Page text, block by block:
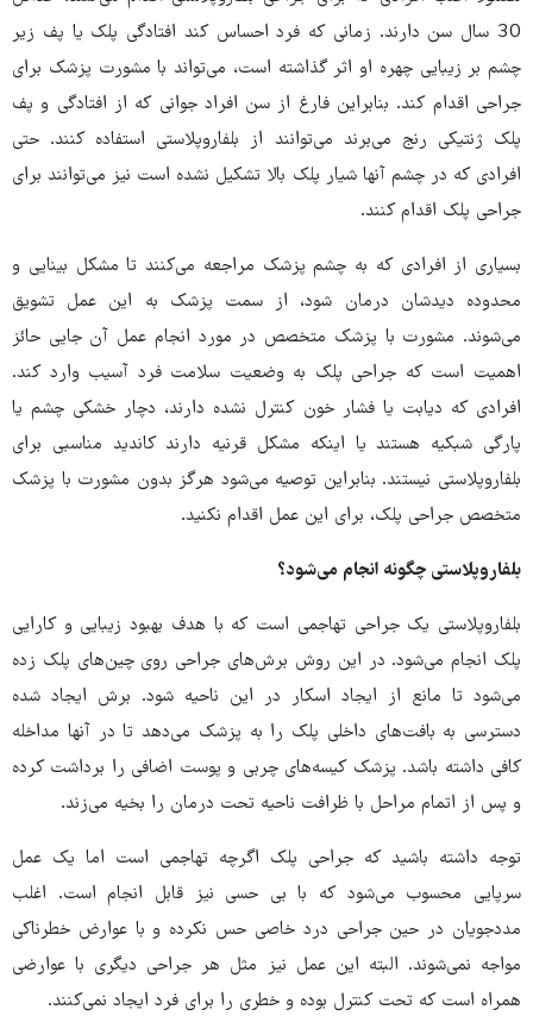
30 سال سن دارند. زمانی که فرد احساس کند افتادگی پلک یا پف زیر
چشم بر زیبایی چهره او اثر گذاشته است،‌ می‌تواند با مشورت پزشک برای
جراحی اقدام کند. بنابراین فارغ از سن افراد جوانی که از افتادگی و پف
پلک ژنتیکی رنج می‌برند می‌توانند از بلفاروپلاستی استفاده کنند. حتی
افرادی که در چشم آنها شیار پلک بالا تشکیل نشده است نیز می‌توانند برای
جراحی پلک اقدام کنند.
بسیاری از افرادی که به چشم پزشک مراجعه می‌کنند تا مشکل بینایی و
محدوده دیدشان درمان شود،‌ از سمت پزشک به این عمل تشویق
می‌شوند. مشورت با پزشک متخصص در مورد انجام عمل آن جایی حائز
اهمیت است که جراحی پلک به وضعیت سلامت فرد آسیب وارد کند.
افرادی که دیابت یا فشار خون کنترل نشده دارند،‌ دچار خشکی چشم یا
پارگی شبکیه هستند یا اینکه مشکل قرنیه دارند کاندید مناسبی برای
بلفاروپلاستی نیستند. بنابراین توصیه می‌شود هرگز بدون مشورت با پزشک
متخصص جراحی پلک، برای این عمل اقدام نکنید.
بلفاروپلاستی چگونه انجام می‌شود؟
بلفاروپلاستی یک جراحی تهاجمی است که با هدف بهبود زیبایی و کارایی
پلک انجام می‌شود. در این روش برش‌های جراحی روی چین‌های پلک زده
می‌شود تا مانع از ایجاد اسکار در این ناحیه ‌شود. برش ایجاد شده
دسترسی به بافت‌های داخلی پلک را به پزشک می‌دهد تا در آنها مداخله
کافی داشته باشد. پزشک کیسه‌های چربی و پوست اضافی را برداشت کرده
و پس از اتمام مراحل با ظرافت ناحیه تحت درمان را بخیه می‌زند.
توجه داشته باشید که جراحی پلک اگرچه تهاجمی است اما یک عمل
سرپایی محسوب می‌شود که با بی حسی نیز قابل انجام است. اغلب
مددجویان در حین جراحی درد خاصی حس نکرده و با عوارض خطرناکی
مواجه نمی‌شوند. البته این عمل نیز مثل هر جراحی دیگری با عوارضی
همراه است که تحت کنترل بوده و خطری را برای فرد ایجاد نمی‌کنند.